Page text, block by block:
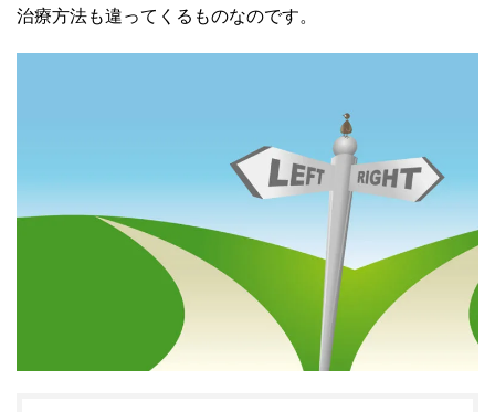
治療方法も違ってくるものなのです。